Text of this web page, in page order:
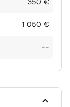
1 050 €
--